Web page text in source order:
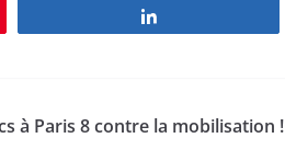
à Paris 8 contre la mobilisation !